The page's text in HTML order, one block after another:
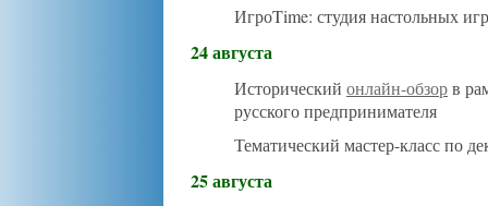
ИгроTime: студия настольных игр
24 августа
Исторический онлайн-обзорв
русского предпринимателя
Тематический мастер-класс по
25 августа